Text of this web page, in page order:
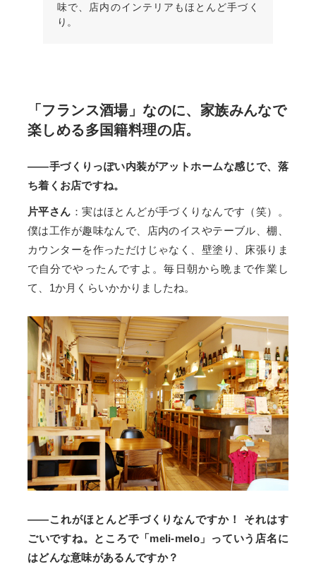
味で、店内のインテリアもほとんど手づく
り。
「フランス酒場」なのに、家族みんなで
楽しめる多国籍料理の店。
——手づくりっぽい内装がアットホームな感じで、落
ち着くお店ですね。
片平さん ：実はほとんどが手づくりなんです（笑）。
僕は工作が趣味なんで、店内のイスやテーブル、棚、
カウンターを作っただけじゃなく、壁塗り、床張りま
で自分でやったんですよ。毎日朝から晩まで作業し
て、1か月くらいかかりましたね。
——これがほとんど手づくりなんですか！ それはす
ごいですね。ところで「meli-melo」っていう店名に
はどんな意味があるんですか？